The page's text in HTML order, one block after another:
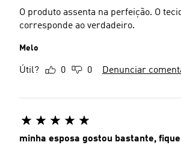
O produto assenta na perfeição. O
corresponde ao verdadeiro.
Melo
Útil? 0 0 Denunciar
minha esposa gostou bastante,